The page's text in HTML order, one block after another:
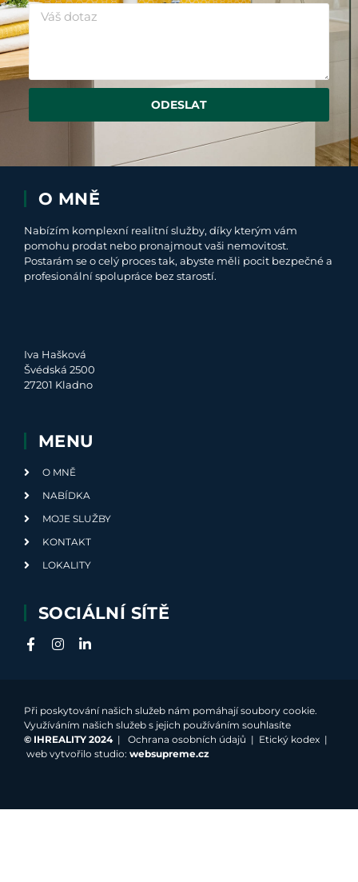
ODESLAT
O MNĚ
Nabízím komplexní realitní služby, díky kterým vám
pomohu prodat nebo pronajmout vaši nemovitost.
Postarám se o celý proces tak, abyste měli pocit bezpečné a
profesionální spolupráce bez starostí.
Iva Hašková
Švédská 2500
27201 Kladno
MENU
O MNĚ
NABÍDKA
MOJE SLUŽBY
KONTAKT
LOKALITY
SOCIÁLNÍ SÍTĚ
Při poskytování našich služeb nám pomáhají soubory cookie.
Využíváním našich služeb s jejich používáním souhlasíte
© IHREALITY 2024| Ochrana osobních údajů | Etický kodex |
web vytvořilo studio: websupreme.cz